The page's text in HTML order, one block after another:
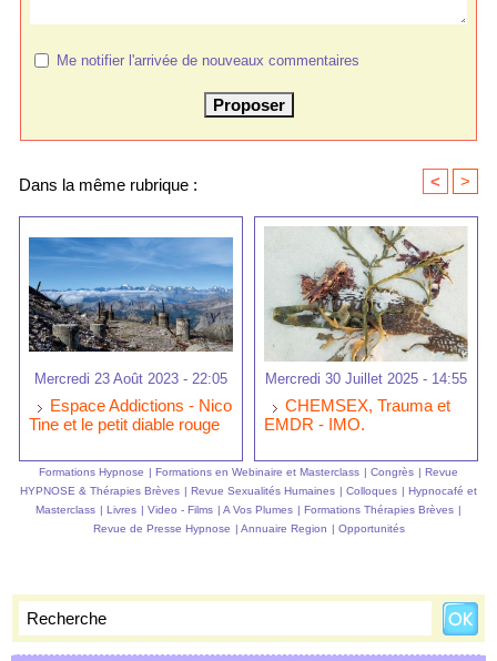
Me notifier l'arrivée de nouveaux commentaires
Dans la même rubrique : < >
Mercredi 23 Août 2023 - 22:05
Espace Addictions - Nico
Tine et le petit diable rouge
Mercredi 30 Juillet 2025 - 14:55
CHEMSEX, Trauma et
EMDR - IMO.
Formations Hypnose | Formations en Webinaire et Masterclass | Congrès | Revue
HYPNOSE & Thérapies Brèves | Revue Sexualités Humaines | Colloques | Hypnocafé et
Masterclass | Livres | Video - Films | A Vos Plumes | Formations Thérapies Brèves |
Revue de Presse Hypnose | Annuaire Region | Opportunités